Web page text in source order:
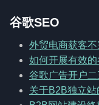
谷歌SEO
外贸电商获客
如何开展有效
谷歌广告开户
关于B2B独立